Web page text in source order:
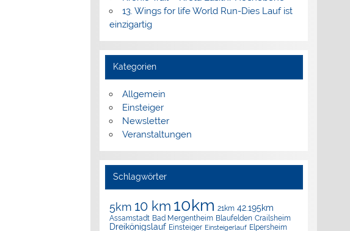
13. Wings for life World Run-Dies Lauf ist
einzigartig
Kategorien
Allgemein
Einsteiger
Newsletter
Veranstaltungen
Schlagwörter
5km 10 km 10km 21km 42.195km
Assamstadt Bad Mergentheim Blaufelden Crailsheim
Dreikönigslauf Einsteiger Einsteigerlauf Elpersheim